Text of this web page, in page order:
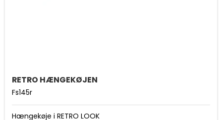
RETRO HÆNGEKØJEN
Fs145r
Hængekøje i RETRO LOOK